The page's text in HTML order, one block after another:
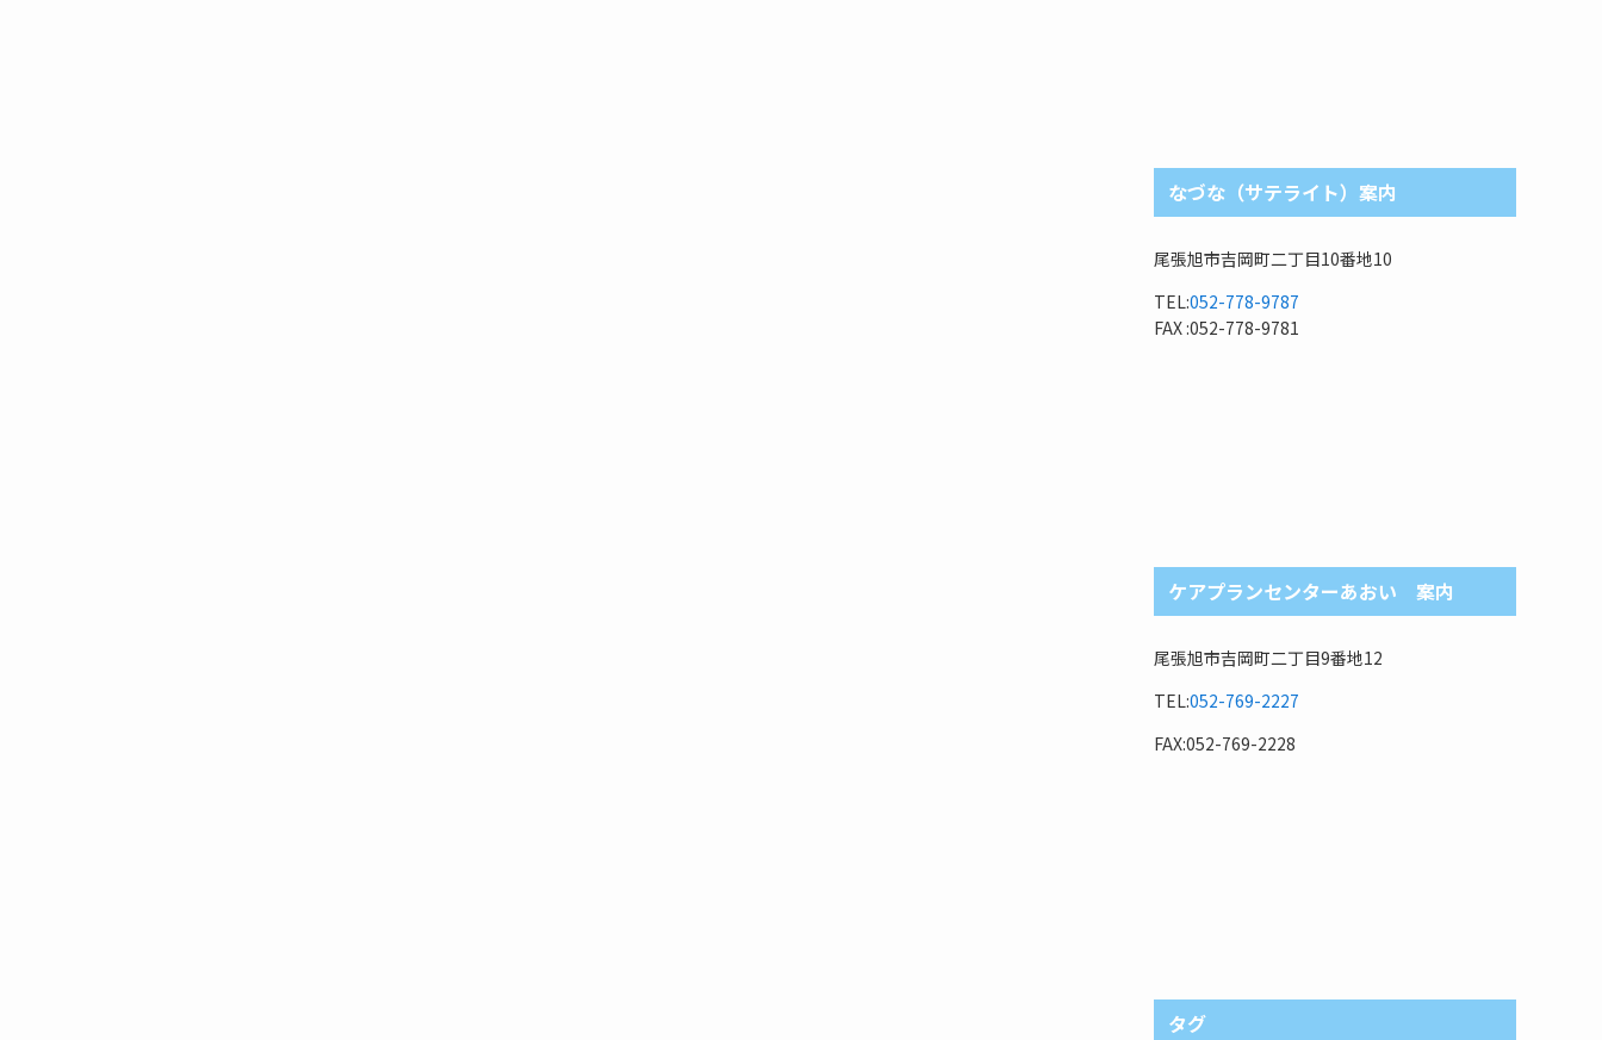
なづな（サテライト）案内
尾張旭市吉岡町二丁目10番地10
TEL:052-778-9787
FAX :052-778-9781
ケアプランセンターあおい 案内
尾張旭市吉岡町二丁目9番地12
TEL:052-769-2227
FAX:052-769-2228
タグ